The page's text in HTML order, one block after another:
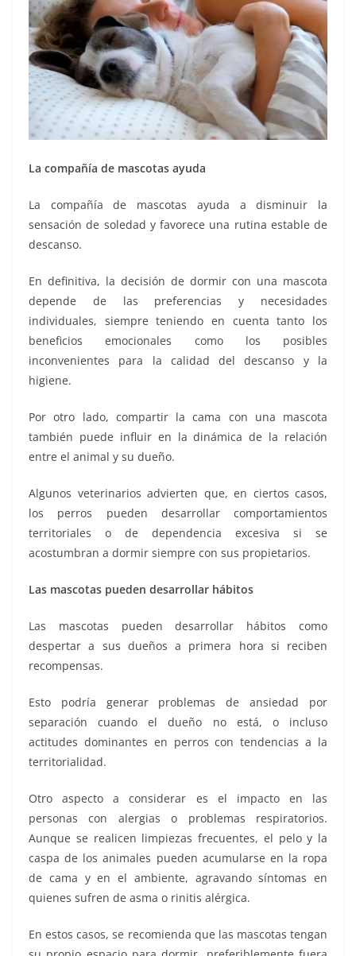
La compañía de mascotas ayuda
La compañía de mascotas ayuda a disminuir la
sensación de soledad y favorece una rutina estable de
descanso.
En definitiva, la decisión de dormir con una mascota
depende de las preferencias y necesidades
individuales, siempre teniendo en cuenta tanto los
beneficios emocionales como los posibles
inconvenientes para la calidad del descanso y la
higiene.
Por otro lado, compartir la cama con una mascota
también puede influir en la dinámica de la relación
entre el animal y su dueño.
Algunos veterinarios advierten que, en ciertos casos,
los perros pueden desarrollar comportamientos
territoriales o de dependencia excesiva si se
acostumbran a dormir siempre con sus propietarios.
Las mascotas pueden desarrollar hábitos
Las mascotas pueden desarrollar hábitos como
despertar a sus dueños a primera hora si reciben
recompensas.
Esto podría generar problemas de ansiedad por
separación cuando el dueño no está, o incluso
actitudes dominantes en perros con tendencias a la
territorialidad.
Otro aspecto a considerar es el impacto en las
personas con alergias o problemas respiratorios.
Aunque se realicen limpiezas frecuentes, el pelo y la
caspa de los animales pueden acumularse en la ropa
de cama y en el ambiente, agravando síntomas en
quienes sufren de asma o rinitis alérgica.
En estos casos, se recomienda que las mascotas tengan